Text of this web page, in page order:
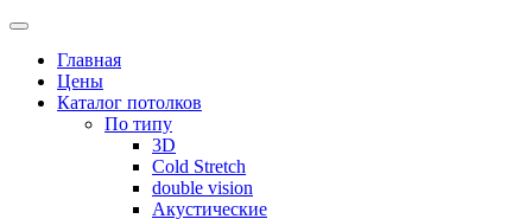
Skip
contentГлавная
Цены
Каталог потолков
По типу
3D
Cold Stretch
double vision
Акустические